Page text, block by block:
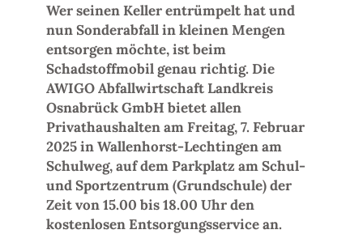
Wer seinen Keller entrümpelt hat und
nun Sonderabfall in kleinen Mengen
entsorgen möchte, ist beim
Schadstoffmobil genau richtig. Die
AWIGO Abfallwirtschaft Landkreis
Osnabrück GmbH bietet allen
Privathaushalten am Freitag, 7. Februar
2025 in Wallenhorst-Lechtingen am
Schulweg, auf dem Parkplatz am Schul-
und Sportzentrum (Grundschule) der
Zeit von 15.00 bis 18.00 Uhr den
kostenlosen Entsorgungsservice an.